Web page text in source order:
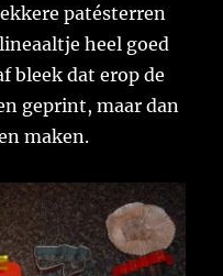
patésterren
heel goed
bleek dat erop de
geprint, maar dan
maken.